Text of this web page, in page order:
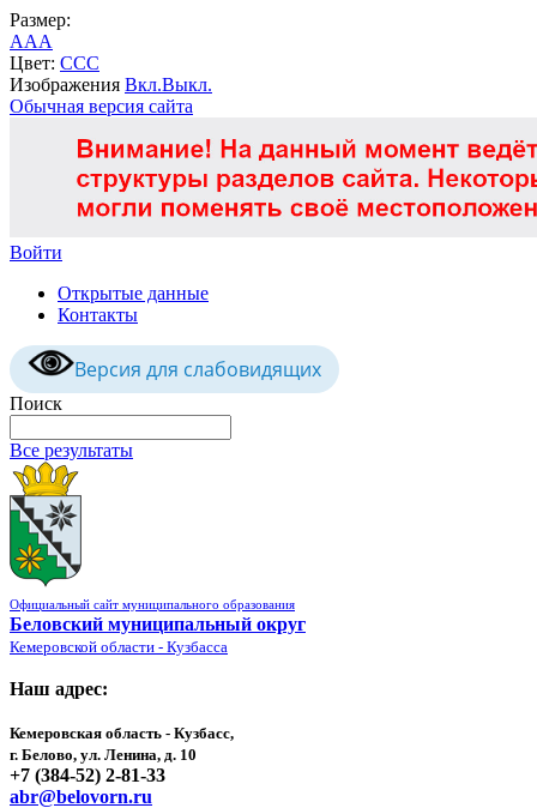
Размер:
AAA
Цвет: CCC
Изображения Вкл.Выкл.
Обычная версия сайта
Войти
Открытые данные
Контакты
Версия для слабовидящих
Поиск
Все результаты
Официальный сайт муниципального образования
Беловский муниципальный округ
Кемеровской области - Кузбасса
Наш адрес:
Кемеровская область - Кузбасс,
г. Белово, ул. Ленина, д. 10
+7 (384-52) 2-81-33
abr@belovorn.ru